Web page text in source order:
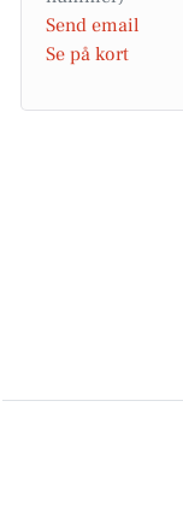
Send email
Se på kort